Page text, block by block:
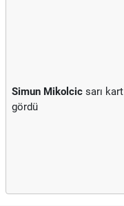
Simun Mikolcic sarı kart
gördü